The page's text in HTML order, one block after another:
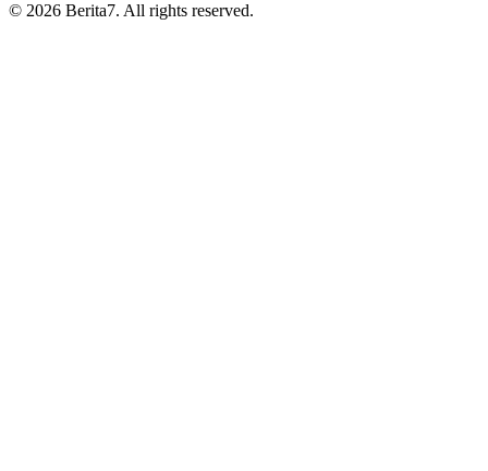
© 2026 Berita7. All rights reserved.